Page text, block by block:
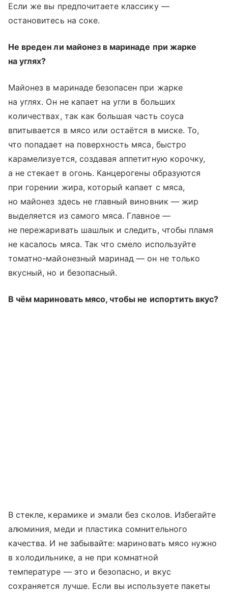
Если же вы предпочитаете классику —
остановитесь на соке.
Не вреден ли майонез в маринаде при жарке
на углях?
Майонез в маринаде безопасен при жарке
на углях. Он не капает на угли в больших
количествах, так как большая часть соуса
впитывается в мясо или остаётся в миске. То,
что попадает на поверхность мяса, быстро
карамелизуется, создавая аппетитную корочку,
а не стекает в огонь. Канцерогены образуются
при горении жира, который капает с мяса,
но майонез здесь не главный виновник — жир
выделяется из самого мяса. Главное —
не пережаривать шашлык и следить, чтобы пламя
не касалось мяса. Так что смело используйте
томатно-майонезный маринад — он не только
вкусный, но и безопасный.
В чём мариновать мясо, чтобы не испортить вкус?
В стекле, керамике и эмали без сколов. Избегайте
алюминия, меди и пластика сомнительного
качества. И не забывайте: мариновать мясо нужно
в холодильнике, а не при комнатной
температуре — это и безопасно, и вкус
сохраняется лучше. Если вы используете пакеты